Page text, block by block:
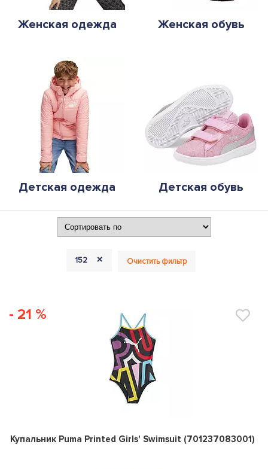
Женская одежда Женская обувь
Детская одежда Детская обувь
152 + Очистить фильтр
- 21 %
0
Купальник Puma Printed Girls' Swimsuit (701237083001)